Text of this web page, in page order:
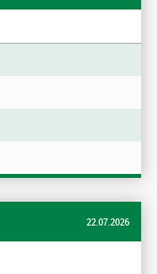
22.07.2026